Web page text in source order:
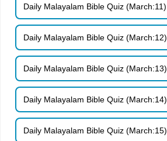
Daily Malayalam Bible Quiz (March:11)
Daily Malayalam Bible Quiz (March:12)
Daily Malayalam Bible Quiz (March:13)
Daily Malayalam Bible Quiz (March:14)
Daily Malayalam Bible Quiz (March:15)